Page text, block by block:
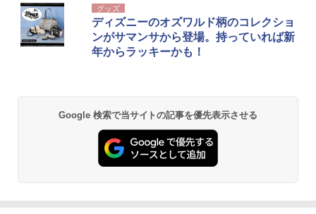
[キャンパーズコレクション 山善] ポップアッ
プテント 傘みたいに広げて畳める パッとサ
ッとサンシェード キューブ フルクローズ メ
ッシュ 簡単設置 ワンタッチテント キャンプ
&ハイキング カーキ PATC-150(KH)
PYKES PEAK (パイクスピーク) 着替えテン
ト プライバシー テント 【中が透けない】 1
人用 折りたたみ 防災グッズ 災害用トイレ ビ
ーチ ピクニック ポップアップテント 携帯 簡
易 トイレテント (ブラック)
BUNDOK(バンドック)ソロ ドーム 1 EX BDK
-08EX カーキ ソロキャンプ ポリエステル フ
レーム テント
￥14,800
GRANDOOR ステンレス保冷剤 2個セット 2
コンパクト 保冷力長持ち
￥2,980
熊撃退スプレー 熊よけスプレー 熊スプレー
グッズ
ディズニーのオズワルド柄のコレクショ
ンがサマンサから登場。持っていれば新
年からラッキーかも！
Google 検索で当サイトの記事を優先表示させる